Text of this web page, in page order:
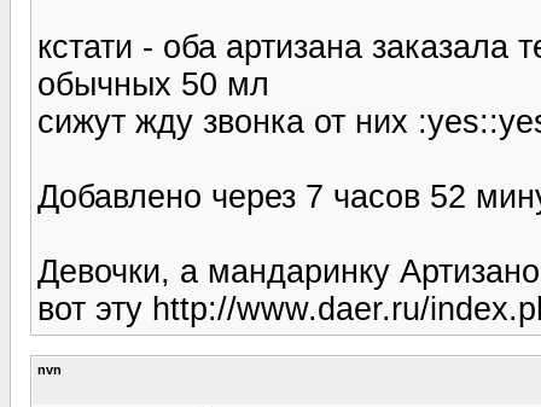
кстати - оба артизана
обычных 50 мл
сижут жду звонка от них
Добавлено через 7 часов 52
Девочки, а мандаринку
вот эту http://www.daer.ru/
nvn